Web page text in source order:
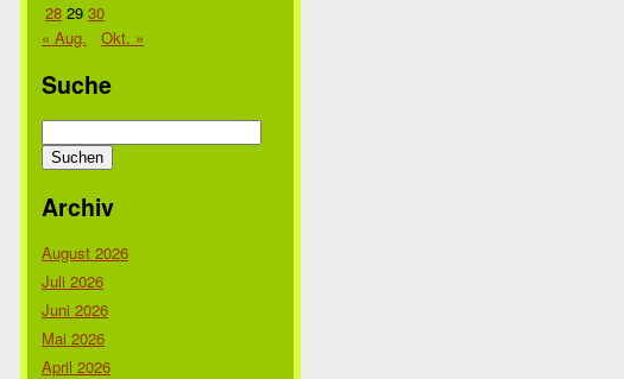
28 29 30
« Aug.
Okt. »
Suche
nach:
Archiv
August 2026
Juli 2026
Juni 2026
Mai 2026
April 2026